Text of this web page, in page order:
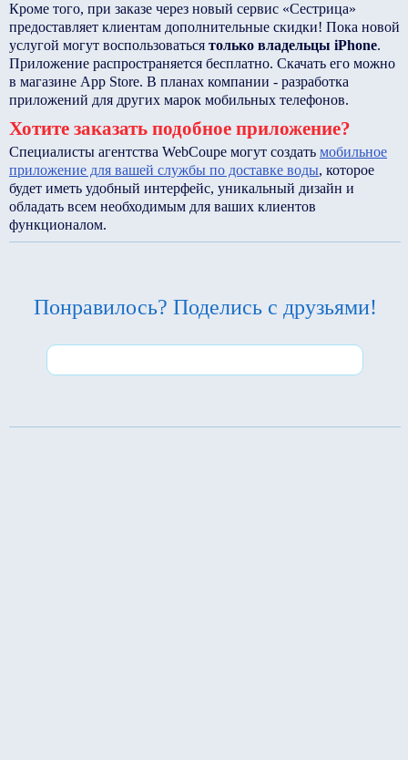
Кроме того, при заказе через новый сервис «Сестрица»
предоставляет клиентам дополнительные скидки! Пока новой
услугой могут воспользоваться только владельцы iPhone.
Приложение распространяется бесплатно. Скачать его можно
в магазине App Store. В планах компании - разработка
приложений для других марок мобильных телефонов.
Хотите заказать подобное приложение?
Специалисты агентства WebCoupe могут создать мобильное
приложение для вашей службы по доставке воды, которое
будет иметь удобный интерфейс, уникальный дизайн и
обладать всем необходимым для ваших клиентов
функционалом.
Понравилось? Поделись с друзьями!